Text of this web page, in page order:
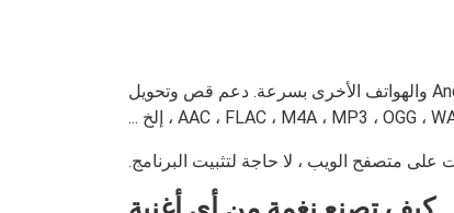
هو قاطع ملفات mp3 عبر الإنترنت. تتيح لك هذه الأداة قص الموسيقى لإنشاء نغمات رنين لـ iPhone و Android والهواتف الأخرى بسرعة. دعم قص وتحويل